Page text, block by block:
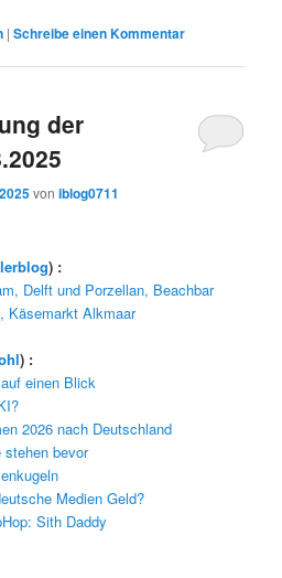
|Schreibe einen Kommentar
der
voniblog0711
) :
Delft und Porzellan, Beachbar
Käsemarkt Alkmaar
) :
einen Blick
2026 nach Deutschland
stehen bevor
Medien Geld?
Sith Daddy